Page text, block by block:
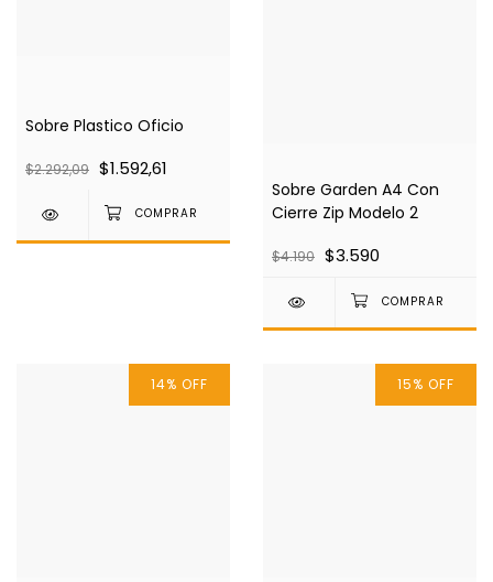
Sobre Plastico Oficio
$2.292,09 $1.592,61
Sobre Garden A4 Con
Cierre Zip Modelo 2
$4.190 $3.590
14% OFF 15% OFF